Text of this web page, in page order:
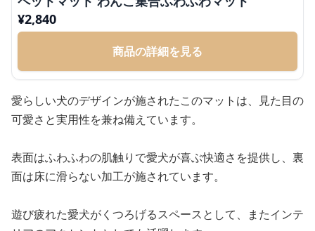
¥2,840
商品の詳細を見る
愛らしい犬のデザインが施されたこのマットは、見た目の
可愛さと実用性を兼ね備えています。
表面はふわふわの肌触りで愛犬が喜ぶ快適さを提供し、裏
面は床に滑らない加工が施されています。
遊び疲れた愛犬がくつろげるスペースとして、またインテ